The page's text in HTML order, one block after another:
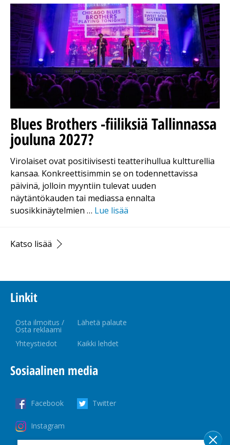
Blues Brothers -fiiliksiä Tallinnassa
jouluna 2027?
Virolaiset ovat positiivisesti teatterihullua kultturellia
kansaa. Konkreettisimmin se on todennettavissa
päivinä, jolloin myyntiin tulevat uuden
näytäntökauden tai mediassa ennalta
suosikkinäytelmien … Lue lisää
Katso lisää
Linkit
Osta ilmoitus /
Osta reklaami
Lähetä palaute
Yhteystiedot Kaikki lehdet
Sosiaalinen media
Facebook Twitter
Instagram